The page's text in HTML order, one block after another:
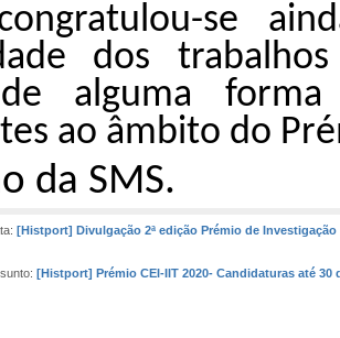
se
dos
alguma forma
ao âmbito do
da SMS.
[Histport] Divulgação 2ª edição Prémio de Investigação
[Histport] Prémio CEI-IIT 2020- Candidaturas até 30